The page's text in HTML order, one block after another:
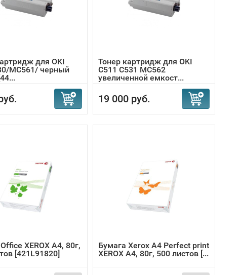
для OKI
MC561/ черный
Тонер картридж для OKI
C511 C531 MC562
увеличенной емкост...
19 000 руб.
XEROX A4, 80г,
[421L91820]
Бумага Xerox A4 Perfect print
XEROX A4, 80г, 500 листов [...